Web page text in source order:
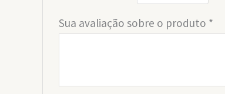
Sua avaliação sobre o produto *